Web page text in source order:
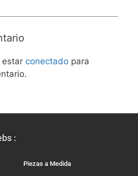
estar conectado para
:
Piezas a Medida